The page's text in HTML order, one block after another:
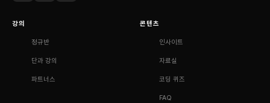
강의
정규반
단과 강의
파트너스
콘텐츠
인사이트
자료실
코딩 퀴즈
FAQ